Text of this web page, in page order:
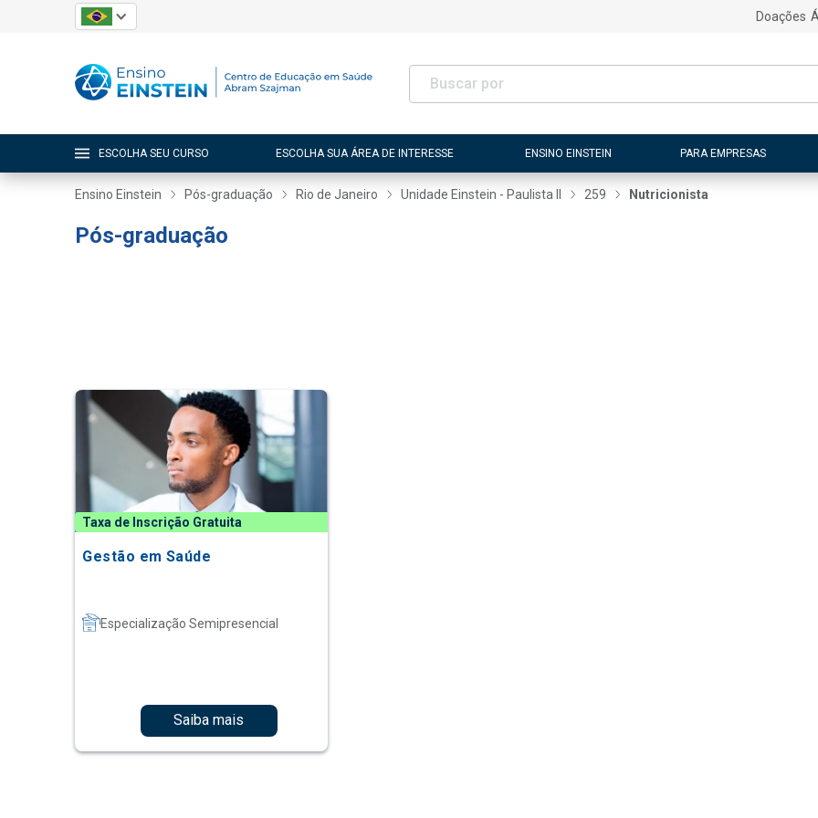
Doações
ESCOLHA SEU CURSO ESCOLHA SUA ÁREA DE INTERESSE ENSINO EINSTEIN PARA EMPRESAS
Ensino Einstein Pós-graduação Rio de Janeiro Unidade Einstein - Paulista II 259 Nutricionista
Pós-graduação
Taxa de Inscrição Gratuita
Gestão em Saúde
Especialização Semipresencial
Saiba mais